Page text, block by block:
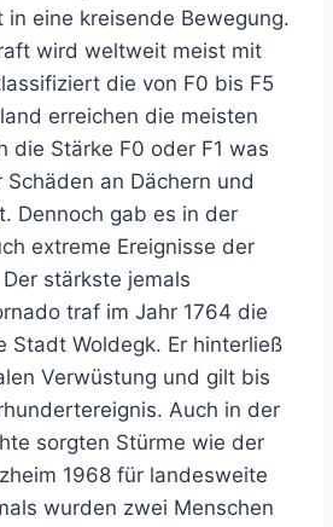
eine kreisende Bewegung.
wird weltweit meist mit
die von F0 bis F5
erreichen die meisten
die Stärke F0 oder F1 was
an Dächern und
Dennoch gab es in der
extreme Ereignisse der
stärkste jemals
traf im Jahr 1764 die
Stadt Woldegk. Er hinterließ
Verwüstung und gilt bis
Auch in der
sorgten Stürme wie der
1968 für landesweite
wurden zwei Menschen